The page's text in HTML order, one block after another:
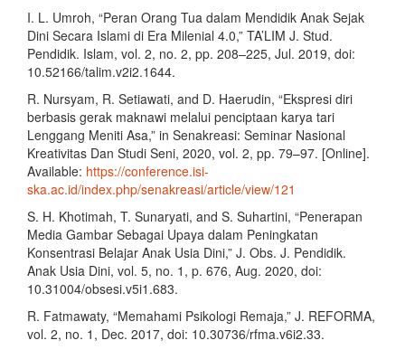
I. L. Umroh, “Peran Orang Tua dalam Mendidik Anak Sejak
Dini Secara Islami di Era Milenial 4.0,” TA’LIM J. Stud.
Pendidik. Islam, vol. 2, no. 2, pp. 208–225, Jul. 2019, doi:
10.52166/talim.v2i2.1644.
R. Nursyam, R. Setiawati, and D. Haerudin, “Ekspresi diri
berbasis gerak maknawi melalui penciptaan karya tari
Lenggang Meniti Asa,” in Senakreasi: Seminar Nasional
Kreativitas Dan Studi Seni, 2020, vol. 2, pp. 79–97. [Online].
Available: https://conference.isi-
ska.ac.id/index.php/senakreasi/article/view/121
S. H. Khotimah, T. Sunaryati, and S. Suhartini, “Penerapan
Media Gambar Sebagai Upaya dalam Peningkatan
Konsentrasi Belajar Anak Usia Dini,” J. Obs. J. Pendidik.
Anak Usia Dini, vol. 5, no. 1, p. 676, Aug. 2020, doi:
10.31004/obsesi.v5i1.683.
R. Fatmawaty, “Memahami Psikologi Remaja,” J. REFORMA,
vol. 2, no. 1, Dec. 2017, doi: 10.30736/rfma.v6i2.33.